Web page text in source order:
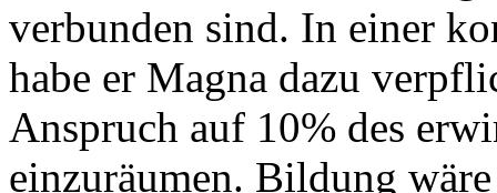
verbunden sind. In einer
habe er Magna dazu
Anspruch auf 10% des
einzuräumen. Bildung